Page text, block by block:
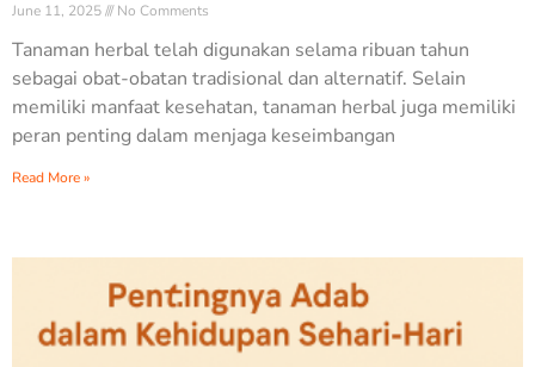
June 11, 2025 No Comments
Tanaman herbal telah digunakan selama ribuan tahun
sebagai obat-obatan tradisional dan alternatif. Selain
memiliki manfaat kesehatan, tanaman herbal juga memiliki
peran penting dalam menjaga keseimbangan
Read More »